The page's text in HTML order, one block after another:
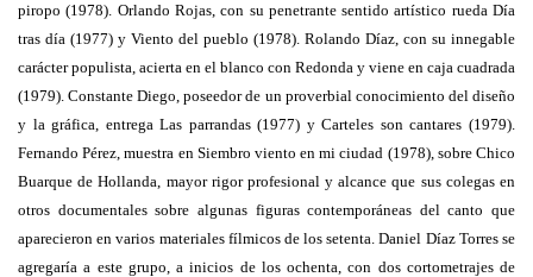
piropo (1978). Orlando Rojas, con su penetrante sentido artístico rueda Día
tras día (1977) y Viento del pueblo (1978). Rolando Díaz, con su innegable
carácter populista, acierta en el blanco con Redonda y viene en caja cuadrada
(1979). Constante Diego, poseedor de un proverbial conocimiento del diseño
y la gráfica, entrega Las parrandas (1977) y Carteles son cantares (1979).
Fernando Pérez, muestra en Siembro viento en mi ciudad (1978), sobre Chico
Buarque de Hollanda, mayor rigor profesional y alcance que sus colegas en
otros documentales sobre algunas figuras contemporáneas del canto que
aparecieron en varios materiales fílmicos de los setenta. Daniel Díaz Torres se
agregaría a este grupo, a inicios de los ochenta, con dos cortometrajes de